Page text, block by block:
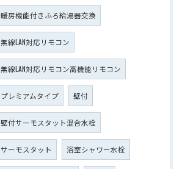
暖房機能付きふろ給湯器交換
無線LAN対応リモコン
無線LAN対応リモコン高機能リモコン
プレミアムタイプ 壁付
壁付サーモスタット混合水栓
サーモスタット 浴室シャワー水栓